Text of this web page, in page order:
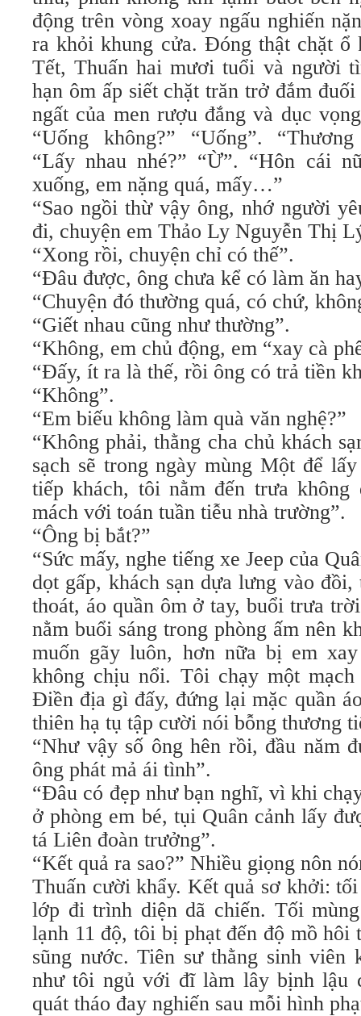
động trên vòng xoay ngấu nghiến
ra khỏi khung cửa. Đóng thật chặt ổ
Tết, Thuấn hai mươi tuổi và người
hạn ôm ấp siết chặt trăn trở đắm
ngất của men rượu đắng và dục
“Uống không?” “Uống”.
“Lấy nhau nhé?” “Ừ”. “Hôn cái
xuống, em nặng quá, mấy…”
“Sao ngồi thừ vậy ông, nhớ người
đi, chuyện em Thảo Ly Nguyễn Thị
“Xong rồi, chuyện chỉ có thế”.
“Đâu được, ông chưa kể có làm ăn
“Chuyện đó thường quá, có chứ,
“Giết nhau cũng như thường”.
“Không, em chủ động, em “xay cà
“Đấy, ít ra là thế, rồi ông có trả tiền
“Không”.
“Em biếu không làm quà văn nghệ?”
“Không phải, thằng cha chủ khách
sạch sẽ trong ngày mùng Một để
tiếp khách, tôi nằm đến trưa
mách với toán tuần tiễu nhà trường”.
“Ông bị bắt?”
“Sức mấy, nghe tiếng xe Jeep của
dọt gấp, khách sạn dựa lưng vào đồi,
thoát, áo quần ôm ở tay, buổi trưa
nằm buổi sáng trong phòng ấm nên
muốn gãy luôn, hơn nữa bị em
không chịu nổi. Tôi chạy một mạch
Điền địa gì đấy, đứng lại mặc quần
thiên hạ tụ tập cười nói bỗng thương
“Như vậy số ông hên rồi, đầu năm
ông phát mả ái tình”.
“Đâu có đẹp như bạn nghĩ, vì khi
ở phòng em bé, tụi Quân cảnh lấy
tá Liên đoàn trưởng”.
“Kết quả ra sao?” Nhiều giọng nôn
Thuấn cười khẩy. Kết quả sơ khởi:
lớp đi trình diện dã chiến. Tối
lạnh 11 độ, tôi bị phạt đến độ mồ hôi
sũng nước. Tiên sư thằng sinh viên
như tôi ngủ với đĩ làm lây bịnh lậu
quát tháo đay nghiến sau mỗi hình